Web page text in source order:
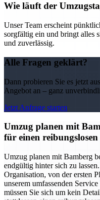
Wie läuft der
Unser Team erscheint
sorgfältig ein und bringt alles
und zuverlässig.
Alle Fragen geklärt?
Dann probieren Sie es jetzt
Angebot an – ganz
Jetzt Anfrage starten
Umzug planen mit
für einen
Umzug planen mit Bamberg
endgültig hinter sich zu
Organisation, von der ersten
unserem umfassenden
müssen Sie sich um kein